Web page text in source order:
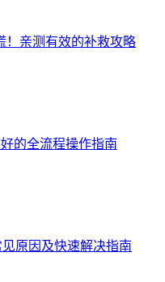
！亲测有效的补救攻略
的全流程操作指南
原因及快速解决指南